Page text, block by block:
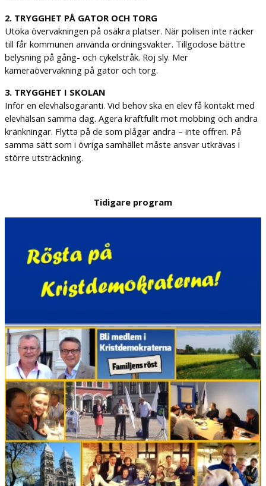
2. TRYGGHET PÅ GATOR OCH TORG
Utöka övervakningen på osäkra platser. När polisen inte räcker
till får kommunen använda ordningsvakter. Tillgodose bättre
belysning på gång- och cykelstråk. Röj sly. Mer
kameraövervakning på gator och torg.
3. TRYGGHET I SKOLAN
Inför en elevhälsogaranti. Vid behov ska en elev få kontakt med
elevhälsan samma dag. Agera kraftfullt mot mobbing och andra
kränkningar. Flytta på de som plågar andra – inte offren. På
samma sätt som i övriga samhället måste ansvar utkrävas i
större utsträckning.
Tidigare program